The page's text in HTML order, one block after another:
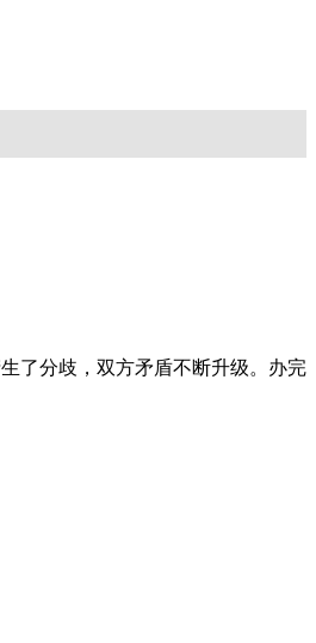
了分歧，双方矛盾不断升级。办完